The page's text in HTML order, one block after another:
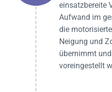
einsatzbereite
Aufwand im
die
Neigung und
übernimmt
voreingestellt